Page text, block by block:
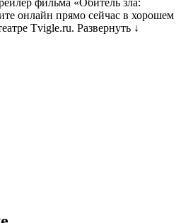
фильма «Обитель зла:
онлайн прямо сейчас в хорошем
Tvigle.ru. Развернуть ↓